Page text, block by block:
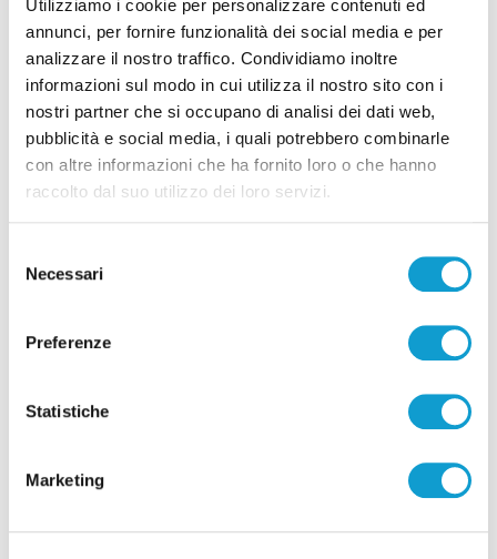
Utilizziamo i cookie per personalizzare contenuti ed
annunci, per fornire funzionalità dei social media e per
analizzare il nostro traffico. Condividiamo inoltre
informazioni sul modo in cui utilizza il nostro sito con i
nostri partner che si occupano di analisi dei dati web,
pubblicità e social media, i quali potrebbero combinarle
con altre informazioni che ha fornito loro o che hanno
raccolto dal suo utilizzo dei loro servizi.
delNecessari
Preferenze
Statistiche
Marketing
c’è anche il teramano Di Marcello
di Rossella Luciani